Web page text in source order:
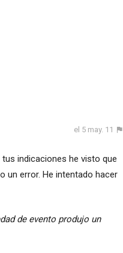
el 5 may. 11
indicaciones he visto que
un error. He intentado hacer
de evento produjo un